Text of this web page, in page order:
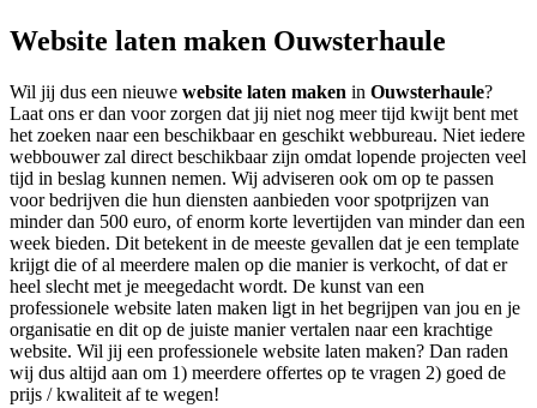
Website laten maken Ouwsterhaule
Wil jij dus een nieuwe website laten maken in Ouwsterhaule?
Laat ons er dan voor zorgen dat jij niet nog meer tijd kwijt bent met
het zoeken naar een beschikbaar en geschikt webbureau. Niet iedere
webbouwer zal direct beschikbaar zijn omdat lopende projecten veel
tijd in beslag kunnen nemen. Wij adviseren ook om op te passen
voor bedrijven die hun diensten aanbieden voor spotprijzen van
minder dan 500 euro, of enorm korte levertijden van minder dan een
week bieden. Dit betekent in de meeste gevallen dat je een template
krijgt die of al meerdere malen op die manier is verkocht, of dat er
heel slecht met je meegedacht wordt. De kunst van een
professionele website laten maken ligt in het begrijpen van jou en je
organisatie en dit op de juiste manier vertalen naar een krachtige
website. Wil jij een professionele website laten maken? Dan raden
wij dus altijd aan om 1) meerdere offertes op te vragen 2) goed de
prijs / kwaliteit af te wegen!